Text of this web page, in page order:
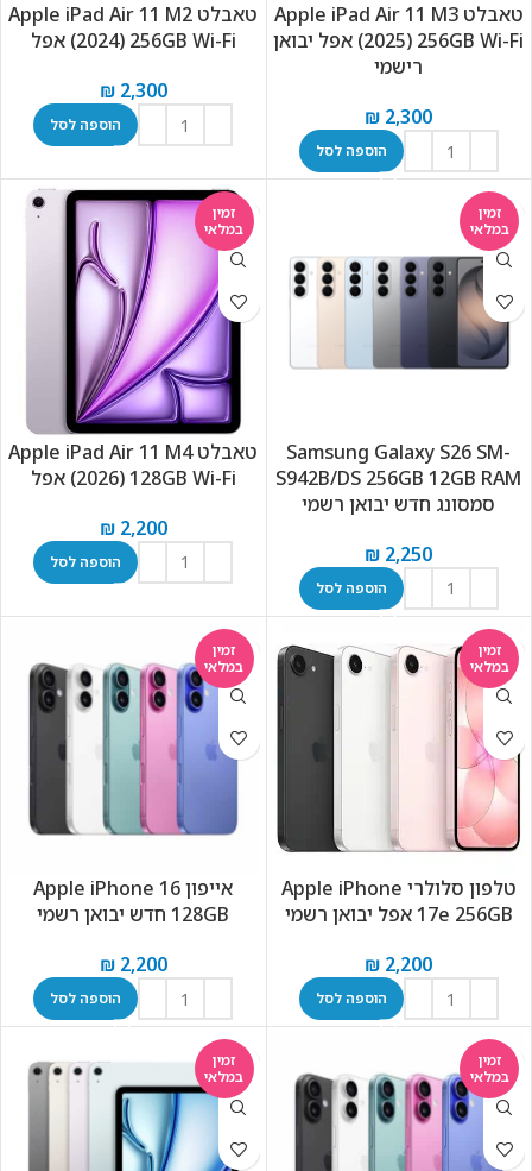
טאבלט Apple iPad Air 11 M3
(2025) 256GB Wi-Fi אפל יבואן
רישמי
₪ 2,300
הוספה לסל
טאבלט Apple iPad Air 11 M2
(2024) 256GB Wi-Fi אפל
₪2,300
הוספה לסל
זמין
במלאי
Samsung Galaxy S26 SM-
S942B/DS 256GB 12GB RAM
סמסונג חדש יבואן רשמי
₪ 2,250
הוספה לסל
זמין
במלאי
טאבלט Apple iPad Air 11 M4
(2026) 128GB Wi-Fi אפל
₪2,200
הוספה לסל
זמין
במלאי
טלפון סלולרי Apple iPhone
17e 256GB אפל יבואן רשמי
₪ 2,200
הוספה לסל
זמין
במלאי
אייפון Apple iPhone 16
128GB חדש יבואן רשמי
₪2,200
הוספה לסל
זמין
במלאי
זמין
במלאי